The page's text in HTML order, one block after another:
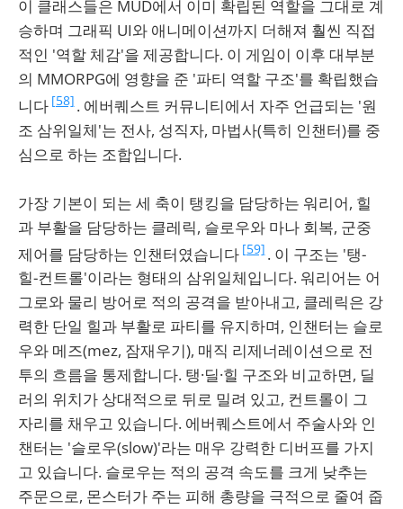
이 클래스들은 MUD에서 이미 확립된 역할을 그대로 계
승하며 그래픽 UI와 애니메이션까지 더해져 훨씬 직접
적인 '역할 체감'을 제공합니다. 이 게임이 이후 대부분
의 MMORPG에 영향을 준 '파티 역할 구조'를 확립했습
니다 [58] . 에버퀘스트 커뮤니티에서 자주 언급되는 '원
조 삼위일체'는 전사, 성직자, 마법사(특히 인챈터)를 중
심으로 하는 조합입니다.
가장 기본이 되는 세 축이 탱킹을 담당하는 워리어, 힐
과 부활을 담당하는 클레릭, 슬로우와 마나 회복, 군중
제어를 담당하는 인챈터였습니다 [59] . 이 구조는 '탱-
힐-컨트롤'이라는 형태의 삼위일체입니다. 워리어는 어
그로와 물리 방어로 적의 공격을 받아내고, 클레릭은 강
력한 단일 힐과 부활로 파티를 유지하며, 인챈터는 슬로
우와 메즈(mez, 잠재우기), 매직 리제너레이션으로 전
투의 흐름을 통제합니다. 탱·딜·힐 구조와 비교하면, 딜
러의 위치가 상대적으로 뒤로 밀려 있고, 컨트롤이 그
자리를 채우고 있습니다. 에버퀘스트에서 주술사와 인
챈터는 '슬로우(slow)'라는 매우 강력한 디버프를 가지
고 있습니다. 슬로우는 적의 공격 속도를 크게 낮추는
주문으로, 몬스터가 주는 피해 총량을 극적으로 줄여 줍